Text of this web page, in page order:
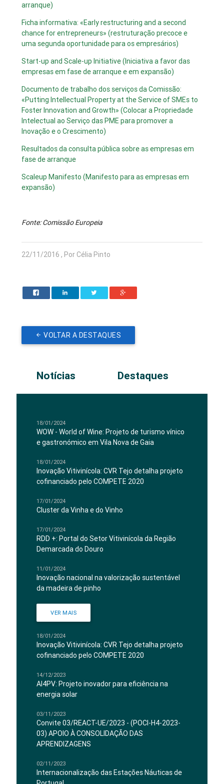
arranque)
Ficha informativa: «Early restructuring and a second
chance for entrepreneurs» (restruturação precoce e
uma segunda oportunidade para os empresários)
Start-up and Scale-up Initiative (Iniciativa a favor das
empresas em fase de arranque e em expansão)
Documento de trabalho dos serviços da Comissão:
«Putting Intellectual Property at the Service of SMEs to
Foster Innovation and Growth» (Colocar a Propriedade
Intelectual ao Serviço das PME para promover a
Inovação e o Crescimento)
Resultados da consulta pública sobre as empresas em
fase de arranque
Scaleup Manifesto (Manifesto para as empresas em
expansão)
Fonte: Comissão Europeia
22/11/2016 , Por Célia Pinto
VOLTAR A DESTAQUES
Notícias Destaques
18/01/2024
WOW - World of Wine: Projeto de turismo vínico
e gastronómico em Vila Nova de Gaia
18/01/2024
Inovação Vitivinícola: CVR Tejo detalha projeto
cofinanciado pelo COMPETE 2020
17/01/2024
Cluster da Vinha e do Vinho
17/01/2024
RDD +: Portal do Setor Vitivinícola da Região
Demarcada do Douro
11/01/2024
Inovação nacional na valorização sustentável
da madeira de pinho
VER MAIS
18/01/2024
Inovação Vitivinícola: CVR Tejo detalha projeto
cofinanciado pelo COMPETE 2020
14/12/2023
AI4PV: Projeto inovador para eficiência na
energia solar
03/11/2023
Convite 03/REACT-UE/2023 - (POCI-H4-2023-
03) APOIO À CONSOLIDAÇÃO DAS
APRENDIZAGENS
02/11/2023
Internacionalização das Estações Náuticas de